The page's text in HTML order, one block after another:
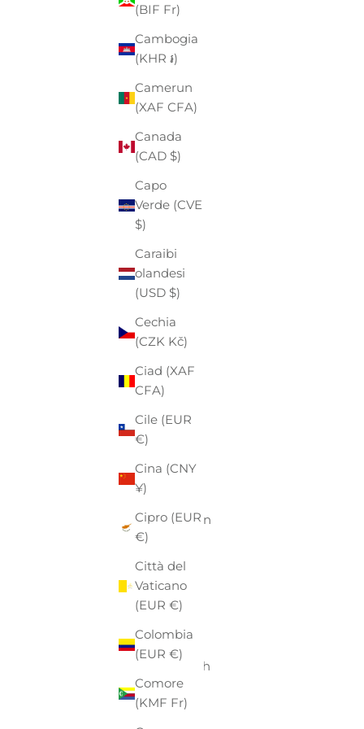
(BIF Fr)
Cambogia
(KHR ៛)
Camerun
(XAF CFA)
Canada
(CAD $)
Capo
Verde (CVE
$)
Caraibi
olandesi
(USD $)
Cechia
(CZK Kč)
Ciad (XAF
CFA)
Cile (EUR
€)
Cina (CNY
¥)
Cipro (EUR
€)
Città del
Vaticano
(EUR €)
Colombia
(EUR €)
Comore
(KMF Fr)
(EUR €)
Angola
(EUR €)
Anguilla
(XCD $)
Antigua e
Barbuda
Arabia
Saudita
Argentina
(EUR €)
Armenia
(AMD դր.)
Aruba
Australia
Austria
Azerbaigian
Bahamas
(BSD $)
Bahrein
(EUR €)
Bangladesh
(BDT ৳)
Barbados